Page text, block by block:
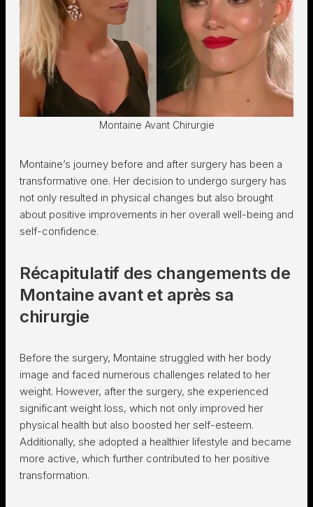
Montaine Avant Chirurgie
Montaine’s journey before and after surgery has been a
transformative one. Her decision to undergo surgery has
not only resulted in physical changes but also brought
about positive improvements in her overall well-being and
self-confidence.
Récapitulatif des changements de
Montaine avant et après sa
chirurgie
Before the surgery, Montaine struggled with her body
image and faced numerous challenges related to her
weight. However, after the surgery, she experienced
significant weight loss, which not only improved her
physical health but also boosted her self-esteem.
Additionally, she adopted a healthier lifestyle and became
more active, which further contributed to her positive
transformation.